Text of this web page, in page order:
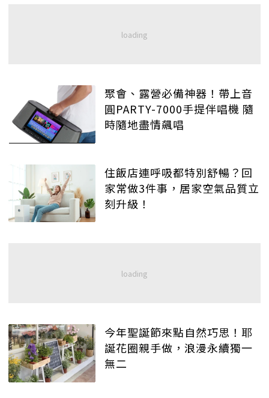
聚會、露營必備神器！帶上音
圓PARTY-7000手提伴唱機 隨
時隨地盡情飆唱
住飯店連呼吸都特別舒暢？回
家常做3件事，居家空氣品質立
刻升級！
今年聖誕節來點自然巧思！耶
誕花圈親手做，浪漫永續獨一
無二